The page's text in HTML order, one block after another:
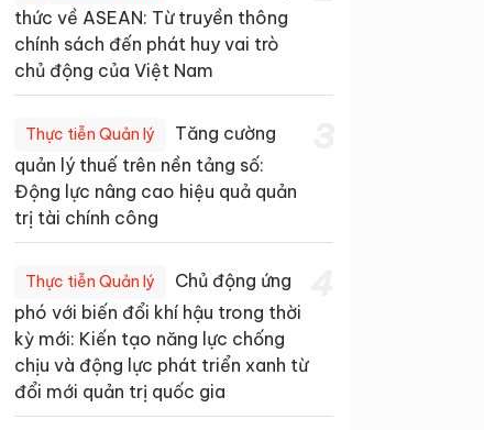
thức về ASEAN: Từ truyền thông
chính sách đến phát huy vai trò
chủ động của Việt Nam
Thực tiễn Quản lý
Tăng cường
quản lý thuế trên nền tảng số:
Động lực nâng cao hiệu quả quản
trị tài chính công
Thực tiễn Quản lý
Chủ động ứng
phó với biến đổi khí hậu trong thời
kỳ mới: Kiến tạo năng lực chống
chịu và động lực phát triển xanh từ
đổi mới quản trị quốc gia